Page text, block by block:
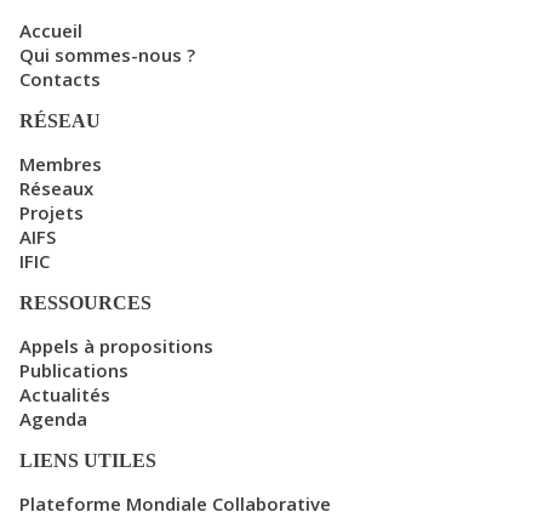
Accueil
Qui sommes-nous ?
Contacts
RÉSEAU
Membres
Réseaux
Projets
AIFS
IFIC
RESSOURCES
Appels à propositions
Publications
Actualités
Agenda
LIENS UTILES
Plateforme Mondiale Collaborative